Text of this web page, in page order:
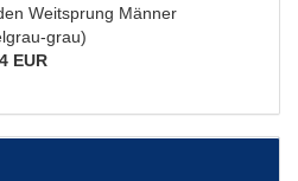
Weitsprung Männer
grau)
EUR